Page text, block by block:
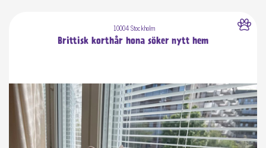
10004 Stockholm
Brittisk korthår hona söker nytt hem